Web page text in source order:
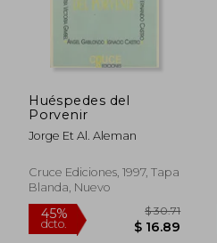
Huéspedes del
Porvenir
Jorge Et Al. Aleman
Cruce Ediciones, 1997, Tapa
Blanda, Nuevo